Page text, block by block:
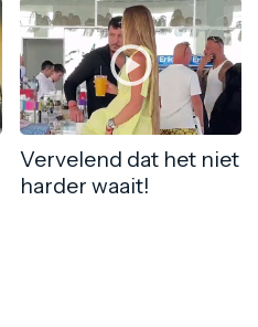
Vervelend dat het niet
harder waait!